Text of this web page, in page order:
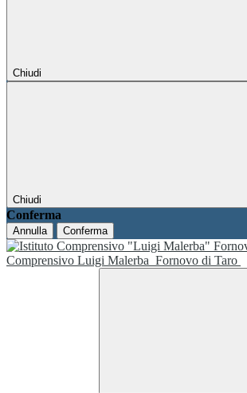
Chiudi
Chiudi
Conferma
Annulla Conferma
Comprensivo Luigi Malerba Fornovo di Taro